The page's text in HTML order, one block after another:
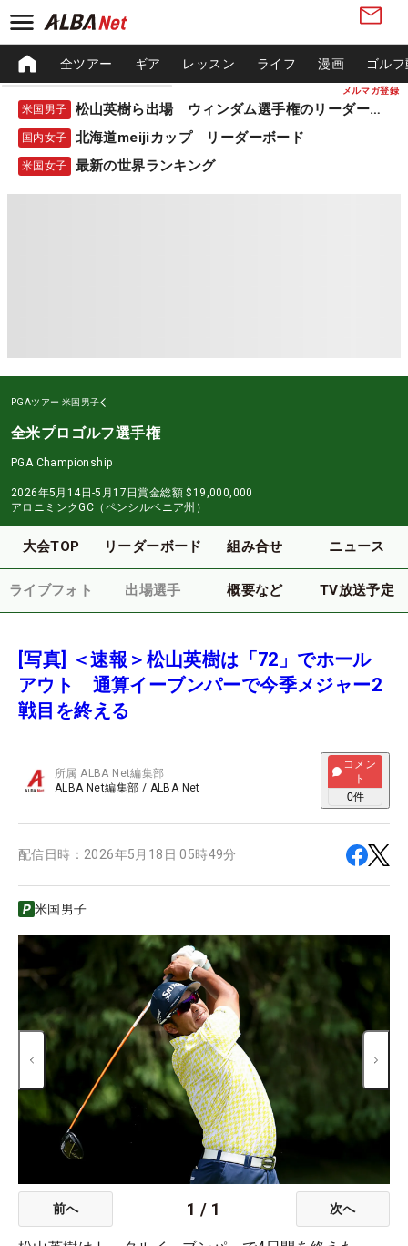
メルマガ登録
全ツアー ギア レッスン ライフ 漫画 ゴル
米国男子 松山英樹ら出場 ウィンダム選手権のリーダーボード
国内女子 北海道meijiカップ リーダーボード
米国女子 最新の世界ランキング
PGAツアー 米国男子
全米プロゴルフ選手権
PGA Championship
2026年5月14日-5月17日賞金総額 $19,000,000
アロニミンクGC（ペンシルベニア州）
大会TOP リーダーボード 組み合せ ニュース
ライブフォト 出場選手 概要など TV放送予定
[写真] ＜速報＞松山英樹は「72」でホール
アウト 通算イーブンパーで今季メジャー2
戦目を終える
所属ALBA Net編集部
ALBA Net編集部 / ALBA Net
コメン
ト
0件
配信日時： 2026年5月18日 05時49分
米国男子
前へ 1 / 1 次へ